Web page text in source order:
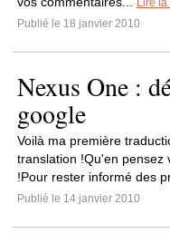
Lire la
Publié le 18 janvier 2010
Nexus One :
google
Voilà ma première
translation !Qu'en pensez
!Pour rester informé des
Publié le 14 janvier 2010